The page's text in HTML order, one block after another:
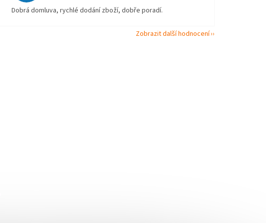
Dobrá domluva, rychlé dodání zboží, dobře poradí.
Zobrazit další hodnocení